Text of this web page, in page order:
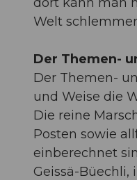
Welt
Der Themen-
Der Themen-
und Weise die
Die reine
Posten sowie
einberechnet
Geissä-